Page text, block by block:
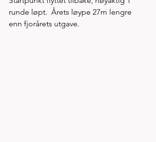
runde løpt.  Årets løype 27m lengre
enn fjorårets utgave.